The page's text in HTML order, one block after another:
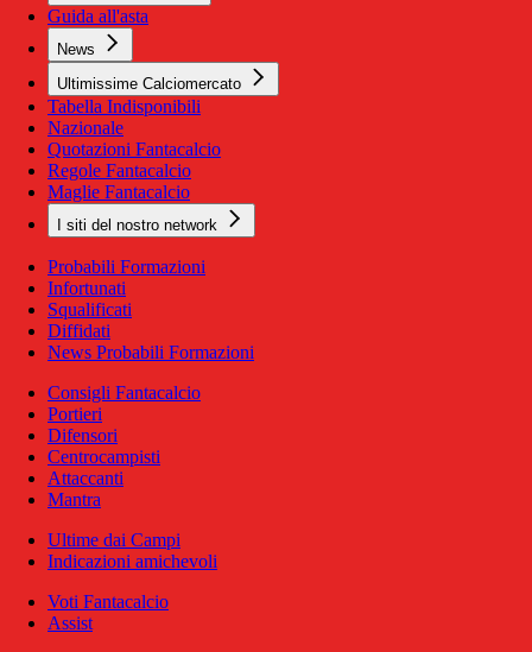
Guida all'asta
News
Ultimissime Calciomercato
Tabella Indisponibili
Nazionale
Quotazioni Fantacalcio
Regole Fantacalcio
Maglie Fantacalcio
I siti del nostro network
Probabili Formazioni
Infortunati
Squalificati
Diffidati
News Probabili Formazioni
Consigli Fantacalcio
Portieri
Difensori
Centrocampisti
Attaccanti
Mantra
Ultime dai Campi
Indicazioni amichevoli
Voti Fantacalcio
Assist